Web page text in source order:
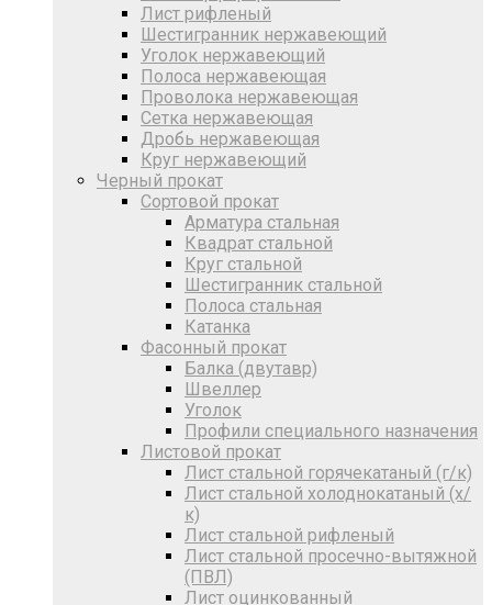
Лист рифленый
Шестигранник нержавеющий
Уголок нержавеющий
Полоса нержавеющая
Проволока нержавеющая
Сетка нержавеющая
Дробь нержавеющая
Круг нержавеющий
Черный прокат
Сортовой прокат
Арматура стальная
Квадрат стальной
Круг стальной
Шестигранник стальной
Полоса стальная
Катанка
Фасонный прокат
Балка (двутавр)
Швеллер
Уголок
Профили специального назначения
Листовой прокат
Лист стальной горячекатаный (г/к)
Лист стальной холоднокатаный (х/
к)
Лист стальной рифленый
Лист стальной просечно-вытяжной
(ПВЛ)
Лист оцинкованный